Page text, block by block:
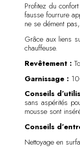
Profitez du
fausse fourrure
ne se dément
Grâce aux liens
chauffeuse.
Revêtement :
Garnissage :
Conseils
sans aspérités
mousse sont
Conseils
Nettoyage en